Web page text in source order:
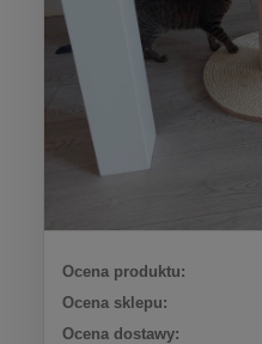
Ocena produktu:
Ocena sklepu:
Ocena dostawy: